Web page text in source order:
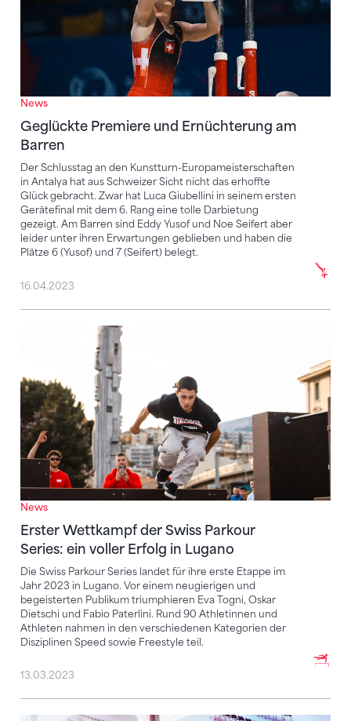
News
Geglückte Premiere und Ernüchterung am
Barren
Der Schlusstag an den Kunstturn-Europameisterschaften
in Antalya hat aus Schweizer Sicht nicht das erhoffte
Glück gebracht. Zwar hat Luca Giubellini in seinem ersten
Gerätefinal mit dem 6. Rang eine tolle Darbietung
gezeigt. Am Barren sind Eddy Yusof und Noe Seifert aber
leider unter ihren Erwartungen geblieben und haben die
Plätze 6 (Yusof) und 7 (Seifert) belegt.
16.04.2023
News
Erster Wettkampf der Swiss Parkour
Series: ein voller Erfolg in Lugano
Die Swiss Parkour Series landet für ihre erste Etappe im
Jahr 2023 in Lugano. Vor einem neugierigen und
begeisterten Publikum triumphieren Eva Togni, Oskar
Dietschi und Fabio Paterlini. Rund 90 Athletinnen und
Athleten nahmen in den verschiedenen Kategorien der
Disziplinen Speed sowie Freestyle teil.
Erster Wettkampf der Swiss Parkour Series: ein
13.03.2023